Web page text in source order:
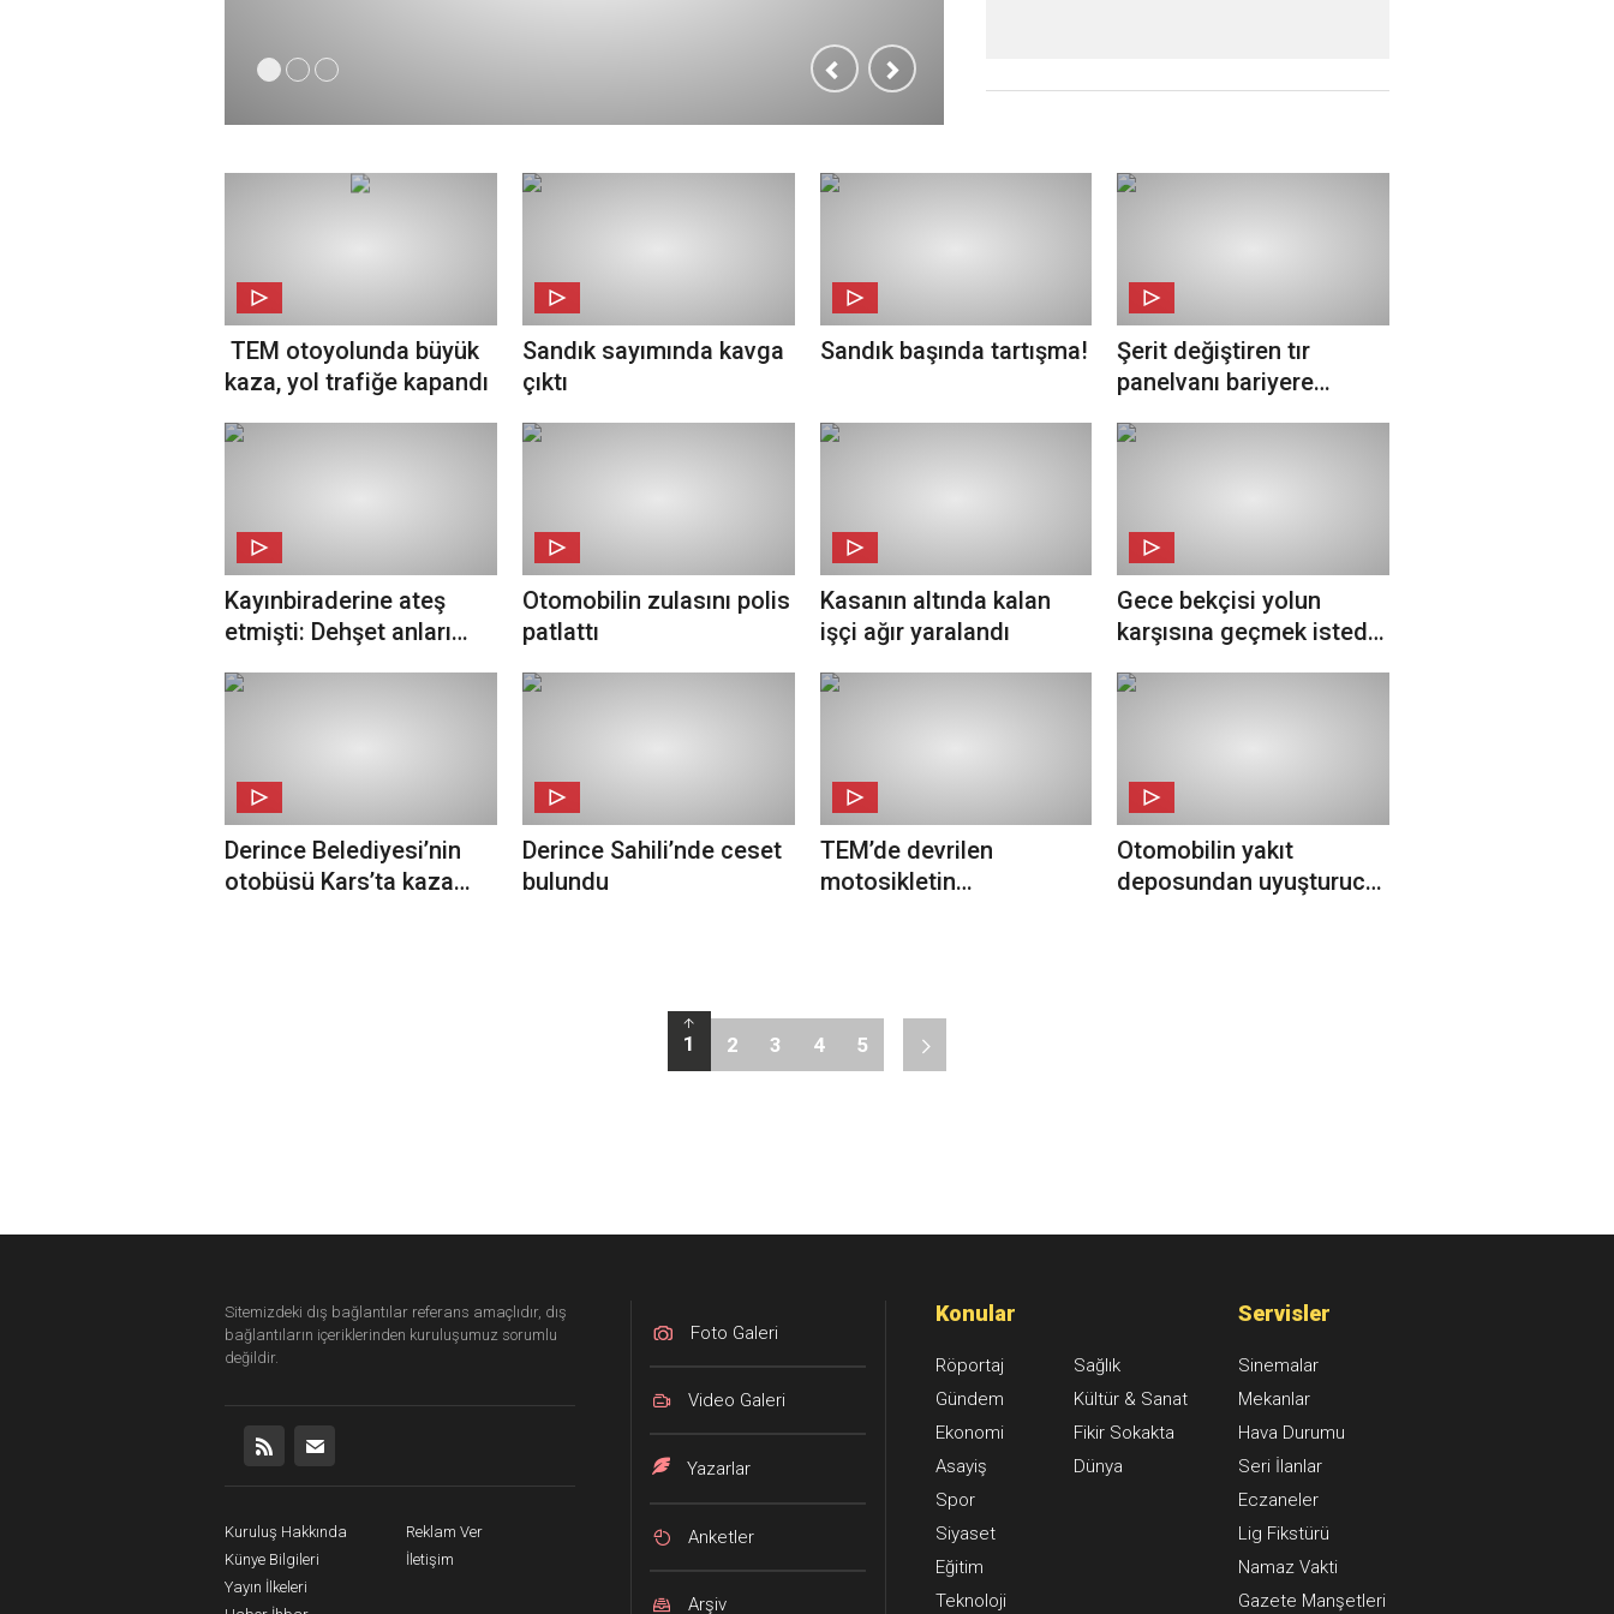
TEM otoyolunda büyük
kaza, yol trafiğe kapandı
Sandık sayımında kavga
çıktı
Sandık başında tartışma!
Şerit değiştiren tır
panelvanı bariyere
Kayınbiraderine ateş
etmişti: Dehşet anları
Otomobilin zulasını polis
patlattı
Kasanın altında kalan
işçi ağır yaralandı
Gece bekçisi yolun
karşısına geçmek istedi,
Derince Belediyesi’nin
otobüsü Kars’ta kaza
Derince Sahili’nde ceset
bulundu
TEM’de devrilen
motosikletin
Otomobilin yakıt
deposundan uyuşturucu
1 2 3 4 5
Sitemizdeki dış bağlantılar referans amaçlıdır, dış
bağlantıların içeriklerinden kuruluşumuz sorumlu
değildir.
Kuruluş Hakkında
Künye Bilgileri
Yayın İlkeleri
Reklam Ver
İletişim
Foto Galeri
Video Galeri
Yazarlar
Anketler
Arşiv
Konular
Röportaj
Gündem
Ekonomi
Asayiş
Spor
Siyaset
Eğitim
Teknoloji
Sağlık
Kültür & Sanat
Fikir Sokakta
Dünya
Servisler
Sinemalar
Mekanlar
Hava Durumu
Seri İlanlar
Eczaneler
Lig Fikstürü
Namaz Vakti
Gazete Manşetleri